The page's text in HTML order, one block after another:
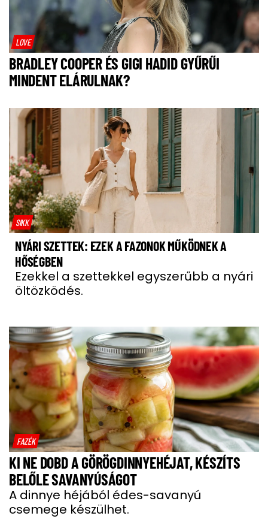
LOVE
BRADLEY COOPER ÉS GIGI HADID GYŰRŰI
MINDENT ELÁRULNAK?
SIKK
NYÁRI SZETTEK: EZEK A FAZONOK MŰKÖDNEK A
HŐSÉGBEN
Ezekkel a szettekkel egyszerűbb a nyári
öltözködés.
FAZÉK
KI NE DOBD A GÖRÖGDINNYEHÉJAT, KÉSZÍTS
BELŐLE SAVANYÚSÁGOT
A dinnye héjából édes-savanyú
csemege készülhet.